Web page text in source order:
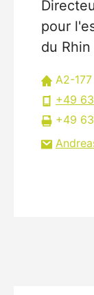
pour
du Rhin
A2-177
+49
+49